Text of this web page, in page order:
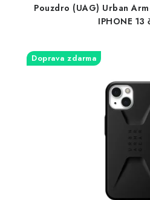
Pouzdro (UAG) Urban
IPHONE 13
Doprava zdarma